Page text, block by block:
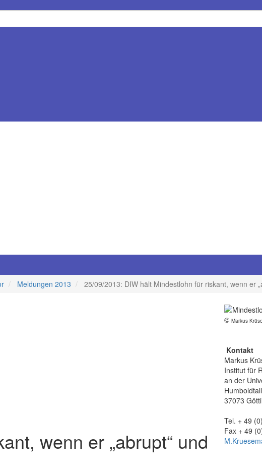
Meldungen 2013 25/09/2013: DIW hält Mindestlohn für riskant, wenn er
wenn er „abrupt“ und
© Markus
Kontakt
Markus
Institut für
an der
37073
Tel. + 49
Fax + 49